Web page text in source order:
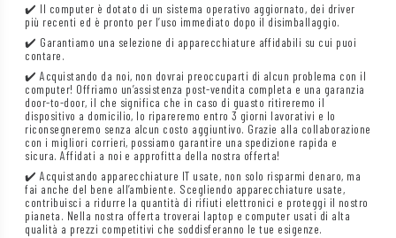
✔️ Il computer è dotato di un sistema operativo aggiornato, dei driver
più recenti ed è pronto per l’uso immediato dopo il disimballaggio.
✔️ Garantiamo una selezione di apparecchiature affidabili su cui puoi
contare.
✔️ Acquistando da noi, non dovrai preoccuparti di alcun problema con il
computer! Offriamo un’assistenza post-vendita completa e una garanzia
door-to-door, il che significa che in caso di guasto ritireremo il
dispositivo a domicilio, lo ripareremo entro 3 giorni lavorativi e lo
riconsegneremo senza alcun costo aggiuntivo. Grazie alla collaborazione
con i migliori corrieri, possiamo garantire una spedizione rapida e
sicura. Affidati a noi e approfitta della nostra offerta!
✔️ Acquistando apparecchiature IT usate, non solo risparmi denaro, ma
fai anche del bene all’ambiente. Scegliendo apparecchiature usate,
contribuisci a ridurre la quantità di rifiuti elettronici e proteggi il nostro
pianeta. Nella nostra offerta troverai laptop e computer usati di alta
qualità a prezzi competitivi che soddisferanno le tue esigenze.